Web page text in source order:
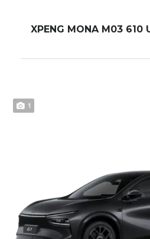
XPENG MONA M03 610
1